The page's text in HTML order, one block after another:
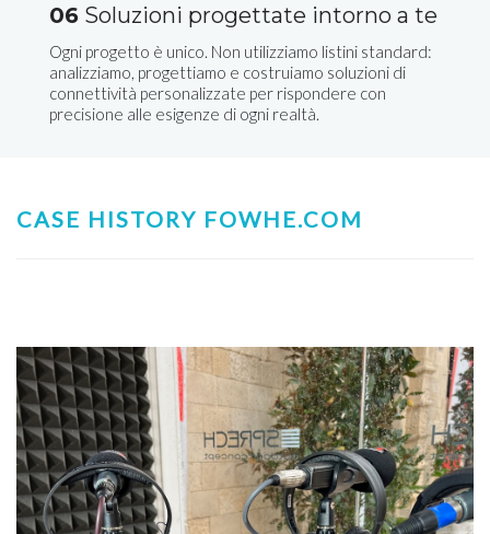
06 Soluzioni progettate intorno a te
Ogni progetto è unico. Non utilizziamo listini standard:
analizziamo, progettiamo e costruiamo soluzioni di
connettività personalizzate per rispondere con
precisione alle esigenze di ogni realtà.
CASE HISTORY FOWHE.COM